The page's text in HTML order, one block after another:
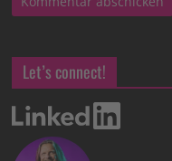
Let’s connect!